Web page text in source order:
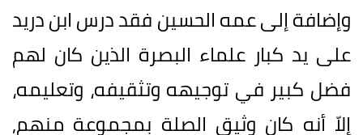
وإضافة إلى عمه الحسين فقد درس ابن دريد
على يد كبار علماء البصرة الذين كان لهم
فضل كبير في توجيهه وتثقيفه، وتعليمه،
إلاّ أنه كان وثيق الصلة بمجموعة منهم,